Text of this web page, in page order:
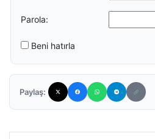
Parola:
Beni hatırla
Paylaş: